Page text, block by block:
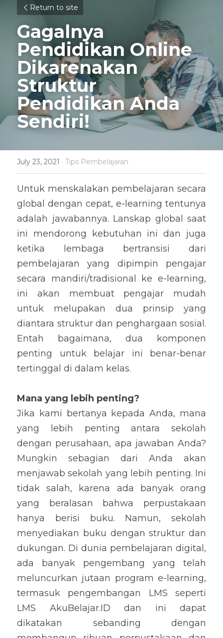
Return to site
Gagalnya
Pendidikan Online
Dikarenakan
Struktur
Pendidikan Anda
Sendiri!
July 23, 2021 · Tips Pembelajaran
Untuk menskalakan pembelajaran secara
global dengan cepat, e-learning tentunya
adalah jawabannya. Lanskap global saat
ini mendorong kebutuhan ini dan juga
ketika lembaga bertransisi dari
pembelajaran yang dipimpin pengajar
secara mandiri/tradisional ke e-learning,
ini akan membuat pengajar mudah
untuk melupakan dua prinsip yang
diantara struktur dan penghargaan sosial.
Entah bagaimana, dua komponen
penting untuk belajar ini benar-benar
tertinggal di dalam kelas.
Mana yang lebih penting?
Jika kami bertanya kepada Anda, mana
yang lebih penting antara sekolah
dengan perusahaan, apa jawaban Anda?
Mungkin sebagian dari Anda akan
menjawab sekolah yang lebih penting. Ini
tidak salah, karena ada banyak orang
yang beralasan bahwa perpustakaan
hanya berisi buku. Namun, sekolah
menyediakan buku dengan struktur dan
dukungan. Di dunia pembelajaran digital,
ada banyak pengembang yang telah
meluncurkan jutaan program e-learning,
termasuk pengembangan LMS seperti
LMS AkuBelajar.ID dan ini dapat
dikatakan sebanding dengan